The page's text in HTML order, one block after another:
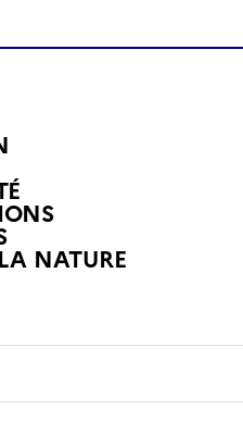
NATUREL
R
É